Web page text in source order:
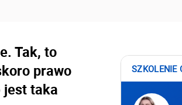
Tak, to
prawo
jest taka
SZKOLENIE